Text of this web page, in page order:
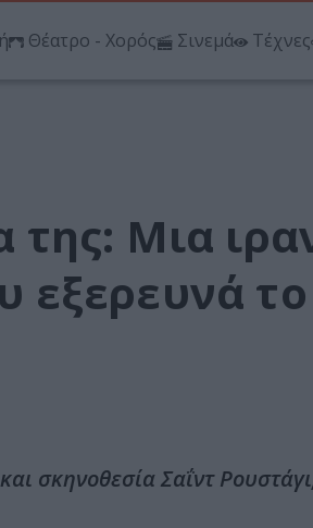
Θέατρο - Χορός Σινεμά Τέχνες
Μια
εξερευνά
σκηνοθεσία Σαΐντ